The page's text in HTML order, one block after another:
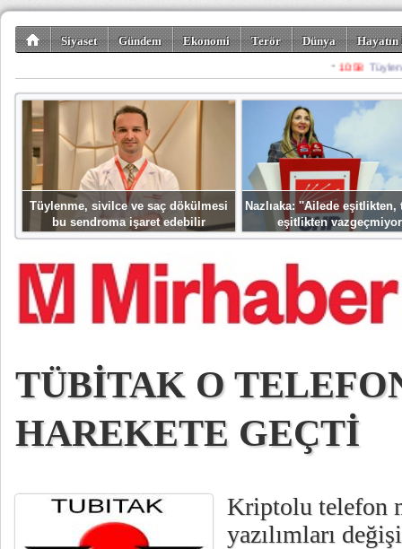
Siyaset Gündem Ekonomi Terör Dünya
Misafir
Tüylenme, sivilce ve saç dökülmesi
bu sendroma işaret edebilir
Nazlıaka: ''Ailede eşitlikten,
eşitlikten
TÜBİTAK O
HAREKETE GEÇTİ
Kriptolu telefon
yazılımları